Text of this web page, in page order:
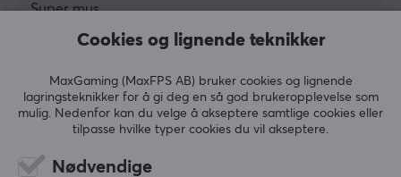
Super mus.
Zowie – perfekt kombinasjon for aiming og
Vis originalen
ZOWIE by BenQ EC2-DW 4K Trådløs Gamingmus - Glossy Edition
1 like
Cookies og lignende teknikker
MaxGaming (MaxFPS AB) bruker cookies og lignende
lagringsteknikker for å gi deg en så god brukeropplevelse som
mulig. Nedenfor kan du velge å akseptere samtlige cookies eller
tilpasse hvilke typer cookies du vil akseptere.
Nødvendige